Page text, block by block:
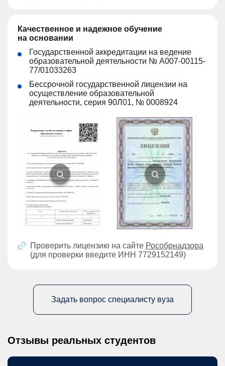
Качественное и надежное обучение
на основании
Государственной аккредитации на ведение
образовательной деятельности № А007-00115-
77/01033263
Бессрочной государственной лицензии на
осуществление образовательной
деятельности, серия 90Л01, № 0008924
Проверить лицензию на сайте Рособрнадзора
(для проверки введите ИНН 7729152149)
Задать вопрос специалисту вуза
Отзывы реальных студентов